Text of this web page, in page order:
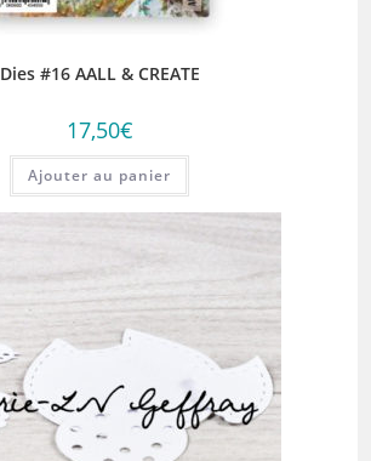
Dies #16 AALL & CREATE
17,50€
Ajouter au panier